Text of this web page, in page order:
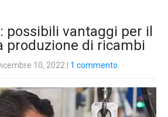
possibili vantaggi per il
produzione di ricambi
10, 2022 1 commento